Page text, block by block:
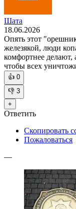
Шата
18.06.2026
Опять этот
железякой, люди
комфортнее делают,
чтобы всех
👍 0
👎 3
+
Ответить
Скопировать
Пожаловаться
—